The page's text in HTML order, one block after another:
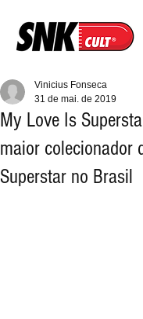
My Love Is
maior colecionador
Superstar no Brasil
Vinicius Fonseca
31 de mai. de 2019